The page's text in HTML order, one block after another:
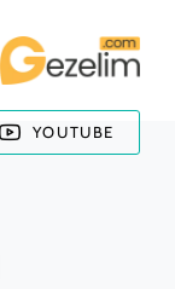
YOUTUBE